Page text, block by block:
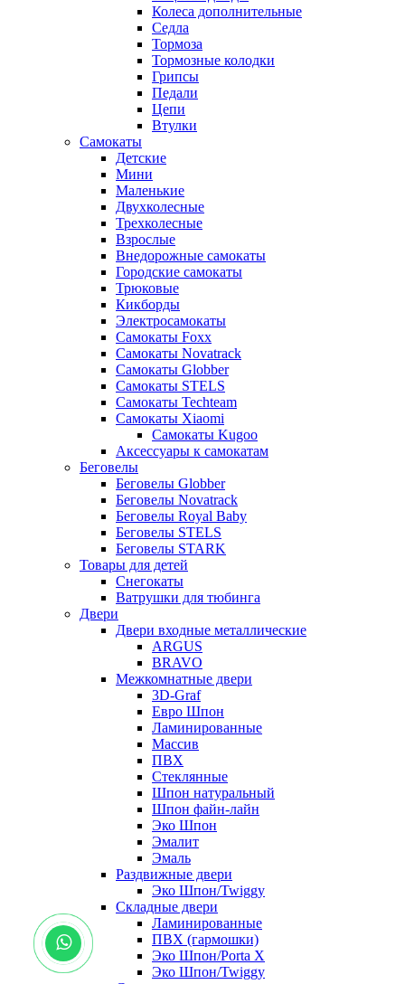
Колеса дополнительные
Седла
Тормоза
Тормозные колодки
Грипсы
Педали
Цепи
Втулки
Самокаты
Детские
Мини
Маленькие
Двухколесные
Трехколесные
Взрослые
Внедорожные самокаты
Городские самокаты
Трюковые
Кикборды
Электросамокаты
Самокаты Foxx
Самокаты Novatrack
Самокаты Globber
Самокаты STELS
Самокаты Techteam
Самокаты Xiaomi
Самокаты Kugoo
Аксессуары к самокатам
Беговелы
Беговелы Globber
Беговелы Novatrack
Беговелы Royal Baby
Беговелы STELS
Беговелы STARK
Товары для детей
Снегокаты
Ватрушки для тюбинга
Двери
Двери входные металлические
ARGUS
BRAVO
Межкомнатные двери
3D-Graf
Евро Шпон
Ламинированные
Массив
ПВХ
Стеклянные
Шпон натуральный
Шпон файн-лайн
Эко Шпон
Эмалит
Эмаль
Раздвижные двери
Эко Шпон/Twiggy
Складные двери
Ламинированные
ПВХ (гармошки)
Эко Шпон/Porta X
Эко Шпон/Twiggy